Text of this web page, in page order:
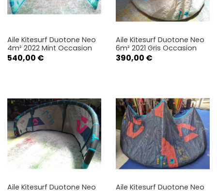
Aile Kitesurf Duotone Neo
4m² 2022 Mint Occasion
Prix
540,00 €
Aile Kitesurf Duotone Neo
6m² 2021 Gris Occasion
Prix
390,00 €
Aile Kitesurf Duotone Neo
Aile Kitesurf Duotone Neo